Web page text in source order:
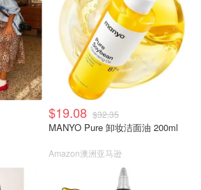
$19.08 $32.35
MANYO Pure 卸妆洁面油 200ml
Amazon澳洲亚马逊